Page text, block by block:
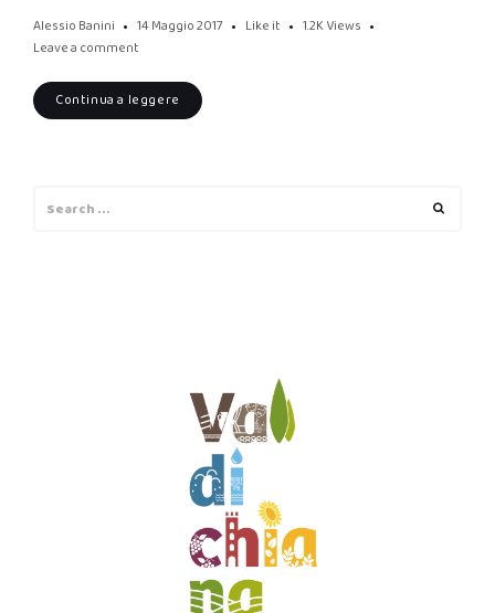
Alessio Banini 14 Maggio 2017 Like it 1.2K Views
Leave a comment
Continua a leggere
for: